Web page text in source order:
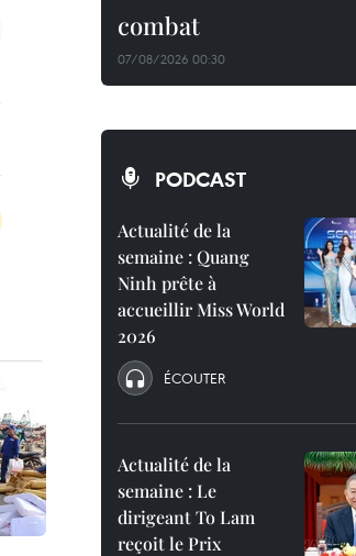
combat
07/08/2026 00:30
PODCAST
Actualité de la
semaine : Quang
Ninh prête à
accueillir Miss World
2026
ÉCOUTER
Actualité de la
semaine : Le
dirigeant To Lam
reçoit le Prix